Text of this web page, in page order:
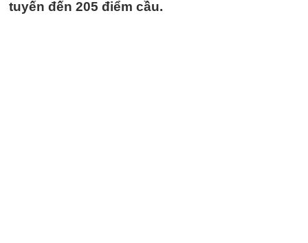
tuyến đến 205 điểm cầu.